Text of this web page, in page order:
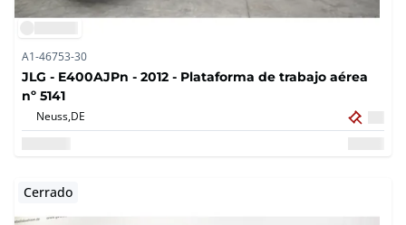
A1-46753-30
JLG - E400AJPn - 2012 - Plataforma de trabajo aérea
nº 5141
Neuss,DE
Cerrado